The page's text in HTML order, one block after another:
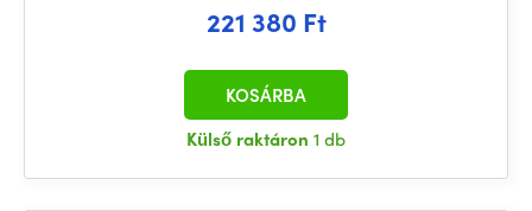
221 380 Ft
Külső raktáron 1 db
KOSÁRBA